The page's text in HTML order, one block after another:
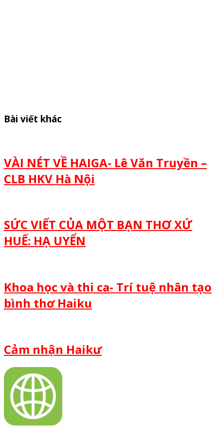
Bài viết khác
VÀI NÉT VỀ HAIGA- Lê Văn Truyền –
CLB HKV Hà Nội
SỨC VIẾT CỦA MỘT BẠN THƠ XỨ
HUẾ: HẠ UYỂN
Khoa học và thi ca- Trí tuệ nhân tạo
bình thơ Haiku
Cảm nhận Haikư